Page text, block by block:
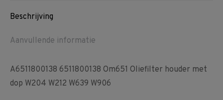
Beschrijving
Aanvullende informatie
A6511800138 6511800138 Om651 Oliefilter houder met
dop W204 W212 W639 W906